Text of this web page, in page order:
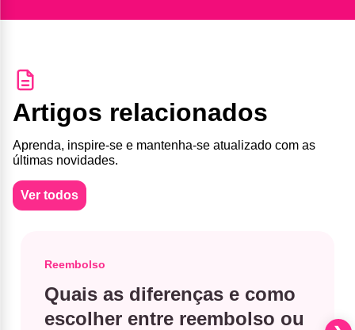
Artigos relacionados
Aprenda, inspire-se e mantenha-se atualizado com as
últimas novidades.
Ver todos
Reembolso
Quais as diferenças e como
escolher entre reembolso ou